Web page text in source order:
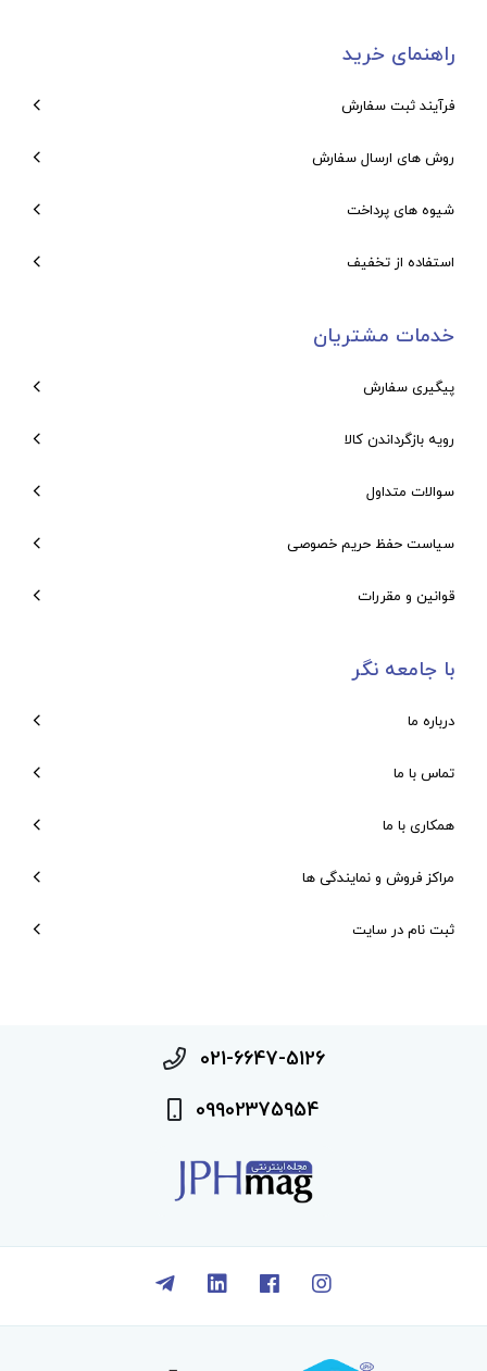
راهنمای خرید
فرآیند ثبت سفارش
روش های ارسال سفارش
شیوه های پرداخت
استفاده از تخفیف
خدمات مشتریان
پیگیری سفارش
رویه بازگرداندن کالا
سوالات متداول
سیاست حفظ حریم خصوصی
قوانین و مقررات
با جامعه نگر
درباره ما
تماس با ما
همکاری با ما
مراکز فروش و نمایندگی ها
ثبت نام در سایت
021-6647-5126
09902375954